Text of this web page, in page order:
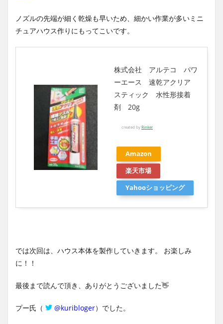
ノズルの先端が細く乾燥も早いため、細かい作業が多いミニ
チュアハウス作りにもってこいです。
株式会社 アルテコ パワ
ーエース 速乾アクリア
スティック 水性形接着
剤 20g
created byRinker
Amazon
楽天市場
Yahooショッピング
では次回は、ハウス本体を製作していきます。 お楽しみ
に！！
最後まで読んで頂き、ありがとうございました👋
プー氏（ @kuribloger）でした。